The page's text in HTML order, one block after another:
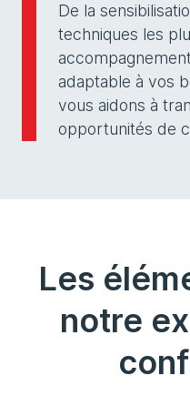
De la
techniques les
adaptable à vos
vous aidons à
opportunités de
Les
notre